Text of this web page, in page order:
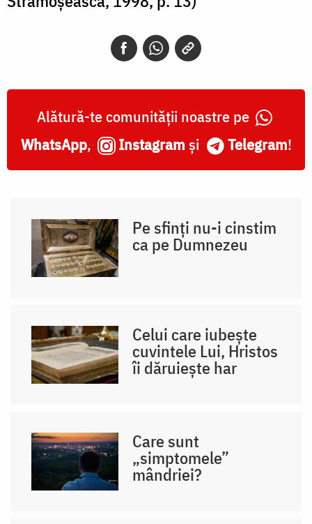
Alătură-te comunității noastre pe
WhatsApp, Instagram și Telegram!
Pe sfinți nu-i cinstim
ca pe Dumnezeu
Celui care iubește
cuvintele Lui, Hristos
îi dăruiește har
Care sunt
„simptomele”
mândriei?